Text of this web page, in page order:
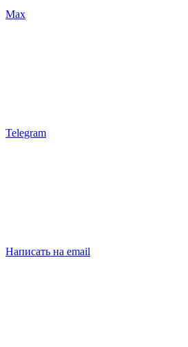
Max
Telegram
Написать на email